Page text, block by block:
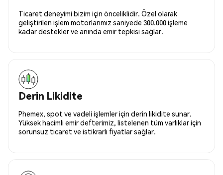
Ticaret deneyimi bizim için önceliklidir. Özel olarak
geliştirilen işlem motorlarımız saniyede 300.000 işleme
kadar destekler ve anında emir tepkisi sağlar.
Derin Likidite
Phemex, spot ve vadeli işlemler için derin likidite sunar.
Yüksek hacimli emir defterimiz, listelenen tüm varlıklar için
sorunsuz ticaret ve istikrarlı fiyatlar sağlar.